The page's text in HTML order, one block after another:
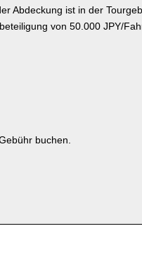
Abdeckung ist in der
von 50.000 JPY/
buchen.